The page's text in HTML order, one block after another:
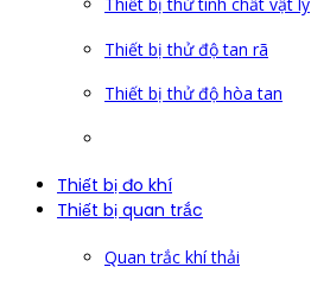
Thiết bị thử độ tan rã
Thiết bị thử độ hòa tan
Thiết bị đo khí
Thiết bị quan trắc
Quan trắc khí thải